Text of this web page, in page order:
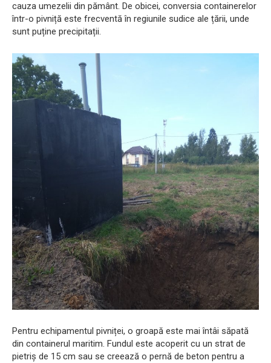
cauza umezelii din pământ. De obicei, conversia containerelor
într-o pivniță este frecventă în regiunile sudice ale țării, unde
sunt puține precipitații.
Pentru echipamentul pivniței, o groapă este mai întâi săpată
din containerul maritim. Fundul este acoperit cu un strat de
pietriș de 15 cm sau se creează o pernă de beton pentru a